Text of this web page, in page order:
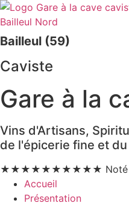
Bailleul (59)
Caviste
Gare à la
Vins d'Artisans,
de l'épicerie fine et
★ ★ ★ ★ ★ ★ ★ ★ ★ ★
Accueil
Présentation